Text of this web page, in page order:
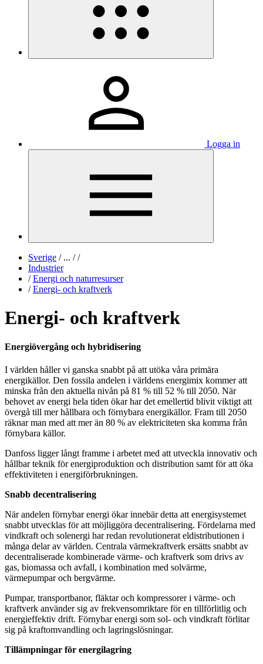
Logga in
Sverige /... / /
Industrier
/ Energi och naturresurser
/ Energi- och kraftverk
Energi- och kraftverk
Energiövergång och hybridisering
I världen håller vi ganska snabbt på att utöka våra primära
energikällor. Den fossila andelen i världens energimix kommer att
minska från den aktuella nivån på 81 % till 52 % till 2050. När
behovet av energi hela tiden ökar har det emellertid blivit viktigt att
övergå till mer hållbara och förnybara energikällor. Fram till 2050
räknar man med att mer än 80 % av elektriciteten ska komma från
förnybara källor.
Danfoss ligger långt framme i arbetet med att utveckla innovativ och
hållbar teknik för energiproduktion och distribution samt för att öka
effektiviteten i energiförbrukningen.
Snabb decentralisering
När andelen förnybar energi ökar innebär detta att energisystemet
snabbt utvecklas för att möjliggöra decentralisering. Fördelarna med
vindkraft och solenergi har redan revolutionerat eldistributionen i
många delar av världen. Centrala värmekraftverk ersätts snabbt av
decentraliserade kombinerade värme- och kraftverk som drivs av
gas, biomassa och avfall, i kombination med solvärme,
värmepumpar och bergvärme.
Pumpar, transportbanor, fläktar och kompressorer i värme- och
kraftverk använder sig av frekvensomriktare för en tillförlitlig och
energieffektiv drift. Förnybar energi som sol- och vindkraft förlitar
sig på kraftomvandling och lagringslösningar.
Tillämpningar för energilagring